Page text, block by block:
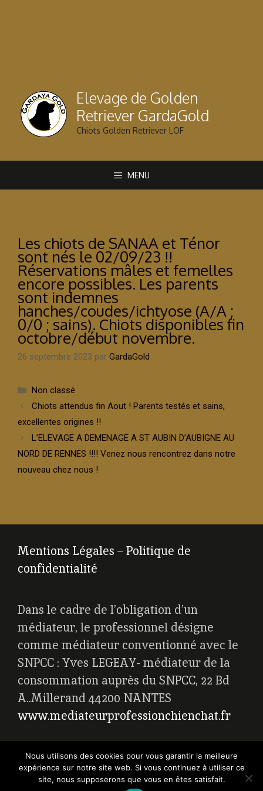
Elevage de Golden
Retriever GardaGold
Chiots Golden Retriever LOF
MENU
Les chiots de SANAA et Ténor
sont nés le 02/09/23 !!
Réservations mâles et femelles
encore possibles. Les parents
sont indemnes
hanches/coudes/ichtyose (A/A ;
0/0 ; sains). Chiots disponibles fin
octobre/début novembre.
26 septembre 2023 par GardaGold
Catégories
Non classé
Chiots attendus fin Aout ! Parents testés et sains,
excellentes origines !!
L’ELEVAGE A DEMENAGE A ST AUBIN D’AUBIGNE AU
NORD DE RENNES !!!! Venez nous rencontrez dans notre
nouveau chez nous !
Mentions Légales –Politique de
confidentialité
Dans le cadre de l’obligation d’un
médiateur, le professionnel désigne
comme médiateur conventionné avec le
SNPCC : Yves LEGEAY- médiateur de la
consommation auprès du SNPCC, 22 Bd
A..Millerand 44200 NANTES
www.mediateurprofessionchienchat.fr
Golden-retriever-chiot.fr 2026©GardaGold
Nous utilisons des cookies pour vous garantir la meilleure
expérience sur notre site web. Si vous continuez à utiliser ce
site, nous supposerons que vous en êtes satisfait.